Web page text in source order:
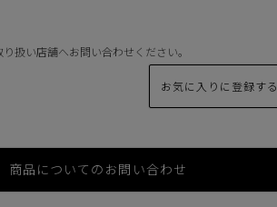
扱い店舗へお問い合わせください。
お気に入りに登録する
商品についてのお問い合わせ